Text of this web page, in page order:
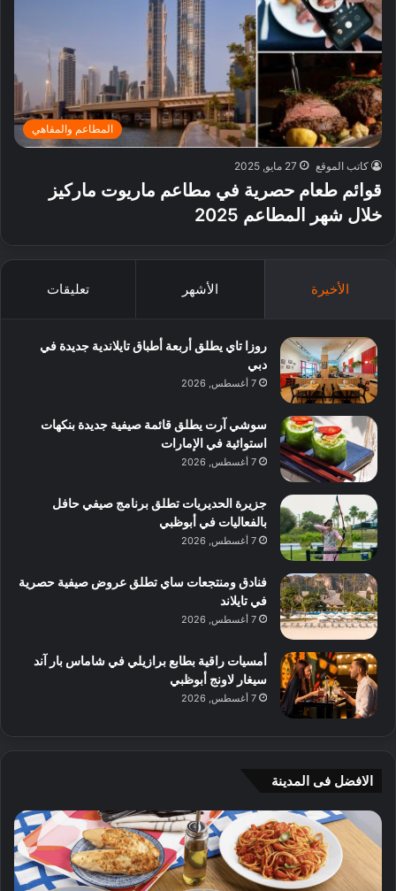
المطاعم والمقاهي
كاتب الموقع 27 مايو, 2025
قوائم طعام حصرية في مطاعم ماريوت ماركيز
خلال شهر المطاعم 2025
الأخيرة الأشهر تعليقات
روزا تاي يطلق أربعة أطباق تايلاندية جديدة في
دبي
7 أغسطس, 2026
سوشي آرت يطلق قائمة صيفية جديدة بنكهات
استوائية في الإمارات
7 أغسطس, 2026
جزيرة الحديريات تطلق برنامج صيفي حافل
بالفعاليات في أبوظبي
7 أغسطس, 2026
فنادق ومنتجعات ساي تطلق عروض صيفية حصرية
في تايلاند
7 أغسطس, 2026
أمسيات راقية بطابع برازيلي في شاماس بار آند
سيغار لاونج أبوظبي
7 أغسطس, 2026
الافضل فى المدينة
ن